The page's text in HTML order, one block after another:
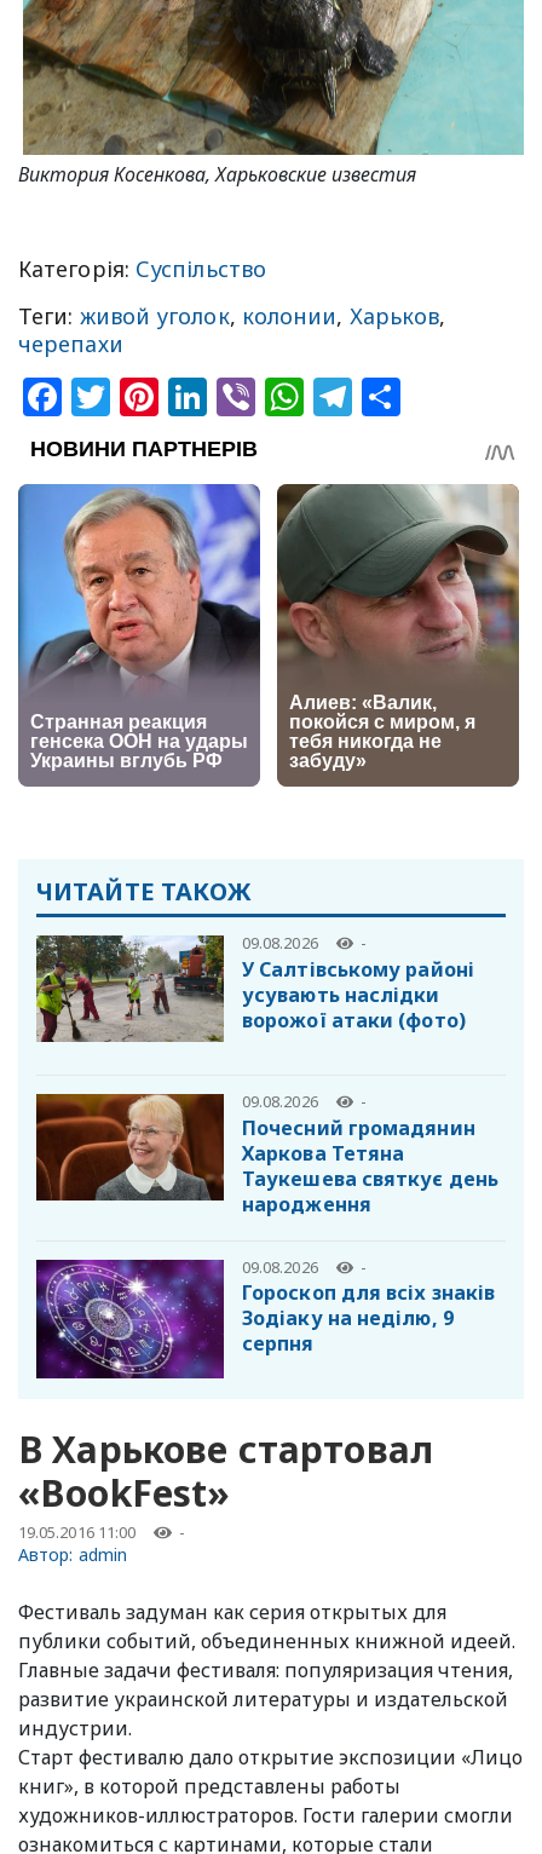
Виктория Косенкова, Харьковские известия
Категорія: Суспільство
Теги: живой уголок, колонии, Харьков,
черепахи
Facebook
Twitter
Pinterest
LinkedIn
ViberWhatsApp
Telegram
ЧИТАЙТЕ ТАКОЖ
09.08.2026 -
У Салтівському районі
усувають наслідки
ворожої атаки (фото)
09.08.2026 -
Почесний громадянин
Харкова Тетяна
Таукешева святкує день
народження
09.08.2026 -
Гороскоп для всіх знаків
Зодіаку на неділю, 9
серпня
В Харькове стартовал
«BookFest»
19.05.2016 11:00 -
Автор: admin
Фестиваль задуман как серия открытых для
публики событий, объединенных книжной идеей.
Главные задачи фестиваля: популяризация чтения,
развитие украинской литературы и издательской
индустрии.
Старт фестивалю дало открытие экспозиции «Лицо
книг», в которой представлены работы
художников-иллюстраторов. Гости галерии смогли
ознакомиться с картинами, которые стали